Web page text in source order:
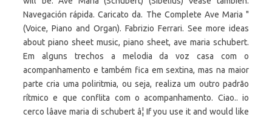
Navegación rápida. Caricato da. The Complete Ave Maria "
(Voice, Piano and Organ). Fabrizio Ferrari. See more ideas
about piano sheet music, piano sheet, ave maria schubert.
Em alguns trechos a melodia da voz casa com o
acompanhamento e também fica em sextina, mas na maior
parte cria uma poliritmia, ou seja, realiza um outro padrão
rítmico e que conflita com o acompanhamento. Ciao.. io
cerco lâave maria di schubert â¦ If you use it and would like